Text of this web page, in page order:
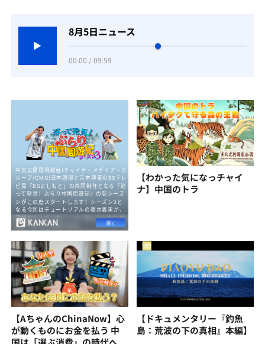
8月5日ニュース
00:00 / 09:59
【わかった気になっチャイ
ナ】中国のトラ
【AちゃんのChinaNow】心
が動くものにお金を払う 中
【ドキュメンタリー『釣魚
島：荒波の下の真相』本編】